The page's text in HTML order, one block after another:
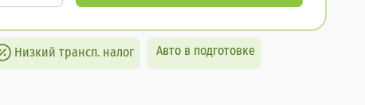
Низкий трансп. налог Авто в подготовке